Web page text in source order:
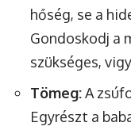
hőség, se a
Gondoskodj a
szükséges,
Tömeg:A
Egyrészt a